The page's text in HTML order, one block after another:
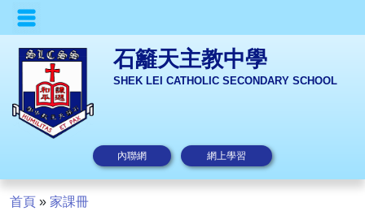
石籬天主教中學
SHEK LEI CATHOLIC SECONDARY SCHOOL
內聯網 網上學習
首頁 » 家課冊